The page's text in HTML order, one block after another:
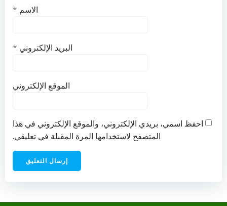
الاسم *
البريد الإلكتروني *
الموقع الإلكتروني
احفظ اسمي، بريدي الإلكتروني، والموقع الإلكتروني في هذا
المتصفح لاستخدامها المرة المقبلة في تعليقي.